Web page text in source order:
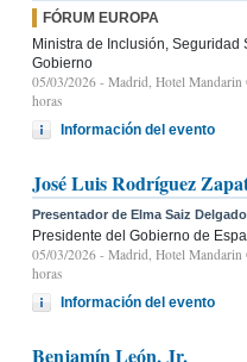
FÓRUM EUROPA
Ministra de Inclusión, Seguridad
Gobierno
05/03/2026 - Madrid, Hotel Mandarin
horas
Información del evento
José Luis Rodríguez
Presentador de Elma Saiz Delgado
Presidente del Gobierno de
05/03/2026 - Madrid, Hotel Mandarin
horas
Información del evento
Benjamín León, Jr.